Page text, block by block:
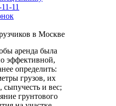
11
в Москве
аренда была
эффективной,
определить:
грузов, их
сыпучесть и вес;
грунтового